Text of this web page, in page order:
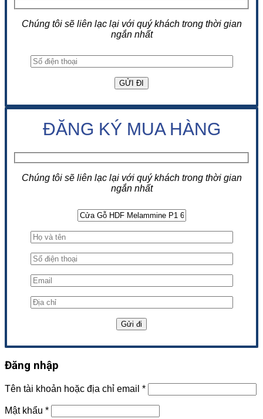
Chúng tôi sẽ liên lạc lại với quý khách trong thời gian
ngắn nhất
ĐĂNG KÝ MUA HÀNG
Chúng tôi sẽ liên lạc lại với quý khách trong thời gian
ngắn nhất
Đăng nhập
Tên tài khoản hoặc địa chỉ email *
Mật khẩu *